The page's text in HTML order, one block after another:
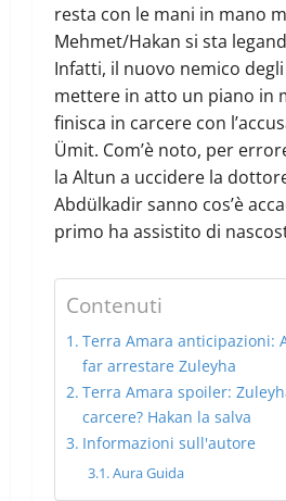
resta con le mani in mano
Mehmet/Hakan si sta
Infatti, il nuovo nemico
mettere in atto un piano in
finisca in carcere con
Ümit. Com’è noto, per
la Altun a uccidere la
Abdülkadir sanno cos’è
primo ha assistito di
Contenuti
Terra Amara anticipazioni:
far arrestare Zuleyha
Terra Amara spoiler:
carcere? Hakan la salva
Informazioni sull'autore
Aura Guida